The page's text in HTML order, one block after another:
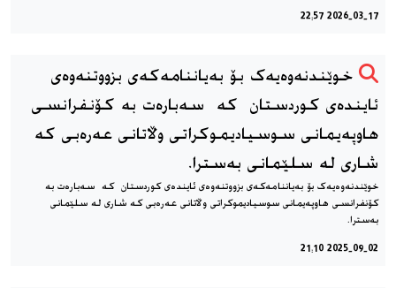
2026-03-17 22:57
خوێندنه‌وه‌یه‌ک بۆ به‌یاننامه‌که‌ی بزووتنه‌وه‌ی
ئاینده‌ی کوردستان که سه‌باره‌ت به كۆنفرانسی
هاوپەیمانی سوسیادیموكراتی وڵاتانی عەرەبی که
شاری له سلێمانی به‌سترا.
خوێندنه‌وه‌یه‌ک بۆ به‌یاننامه‌که‌ی بزووتنه‌وه‌ی ئاینده‌ی کوردستان که سه‌باره‌ت به
كۆنفرانسی هاوپەیمانی سوسیادیموكراتی وڵاتانی عەرەبی که شاری له سلێمانی
به‌سترا.
2025-09-02 21:10